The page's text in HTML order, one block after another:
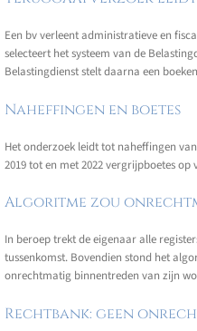
Een bv verleent administratieve en
selecteert het systeem van de
Belastingdienst stelt daarna een
Naheffingen en boetes
Het onderzoek leidt tot naheffingen
2019 tot en met 2022 vergrijpboetes
Algoritme zou
In beroep trekt de eigenaar alle
tussenkomst. Bovendien stond het
onrechtmatig binnentreden van zijn
Rechtbank: geen